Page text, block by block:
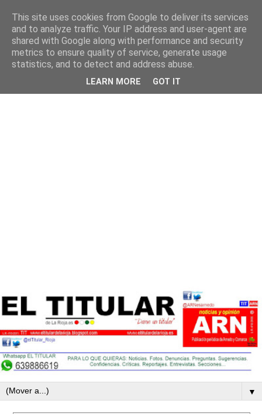
▼
This site uses cookies from Google to deliver its services
and to analyze traffic. Your IP address and user-agent are
shared with Google along with performance and security
metrics to ensure quality of service, generate usage
statistics, and to detect and address abuse.
LEARN MORE GOT IT